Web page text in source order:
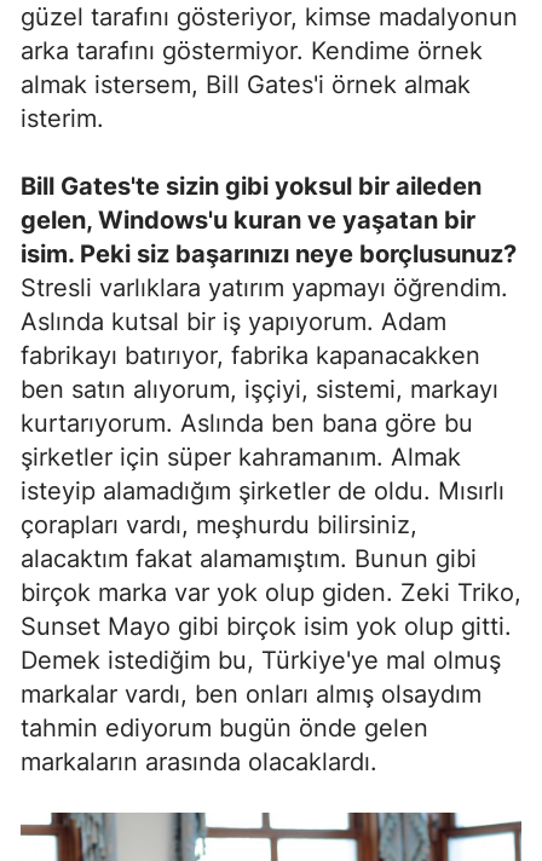
güzel tarafını gösteriyor, kimse madalyonun
arka tarafını göstermiyor. Kendime örnek
almak istersem, Bill Gates'i örnek almak
isterim.
Bill Gates'te sizin gibi yoksul bir aileden
gelen, Windows'u kuran ve yaşatan bir
isim. Peki siz başarınızı neye borçlusunuz?
Stresli varlıklara yatırım yapmayı öğrendim.
Aslında kutsal bir iş yapıyorum. Adam
fabrikayı batırıyor, fabrika kapanacakken
ben satın alıyorum, işçiyi, sistemi, markayı
kurtarıyorum. Aslında ben bana göre bu
şirketler için süper kahramanım. Almak
isteyip alamadığım şirketler de oldu. Mısırlı
çorapları vardı, meşhurdu bilirsiniz,
alacaktım fakat alamamıştım. Bunun gibi
birçok marka var yok olup giden. Zeki Triko,
Sunset Mayo gibi birçok isim yok olup gitti.
Demek istediğim bu, Türkiye'ye mal olmuş
markalar vardı, ben onları almış olsaydım
tahmin ediyorum bugün önde gelen
markaların arasında olacaklardı.